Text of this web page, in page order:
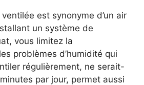
est synonyme d’un air
un système de
vous limitez la
problèmes d’humidité qui
régulièrement, ne serait-
par jour, permet aussi